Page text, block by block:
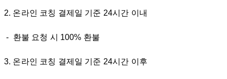
2. 온라인 코칭 결제일 기준 24시간 이내
- 환불 요청 시 100% 환불
3. 온라인 코칭 결제일 기준 24시간 이후